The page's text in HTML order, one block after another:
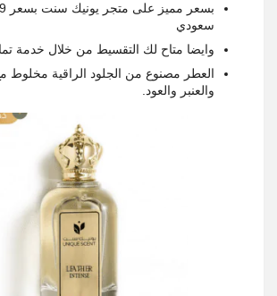
سعودي
وايضا متاح لك التقسيط من خلال خدمة
العطر مصنوع من الجلود الراقية مخلوط
والعنبر والعود.